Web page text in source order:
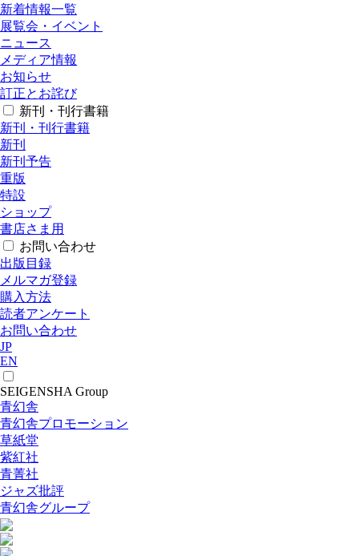
新着情報一覧
展覧会・イベント
ニュース
メディア情報
お知らせ
訂正とお詫び
新刊・刊行書籍
新刊・刊行書籍
新刊
新刊予告
重版
特設
ショップ
書店さま用
お問い合わせ
出版目録
メルマガ登録
購入方法
読者アンケート
お問い合わせ
JP
EN
SEIGENSHA Group
青幻舎
青幻舎プロモーション
草紙堂
紫紅社
青菁社
ジャズ批評
青幻舎グループ